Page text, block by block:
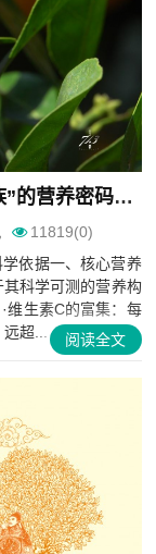
南丰蜜桔价值白皮书：一枚“橘中贵族”的营养密码与健康哲学
11819(0)
依据一、核心营养
科学可测的营养构
维生素C的富集：每
超...
阅读全文